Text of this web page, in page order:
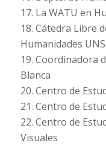
17. La WATU en
18. Cátedra Libre
Humanidades UNS
19. Coordinadora
Blanca
20. Centro de
21. Centro de
22. Centro de
Visuales